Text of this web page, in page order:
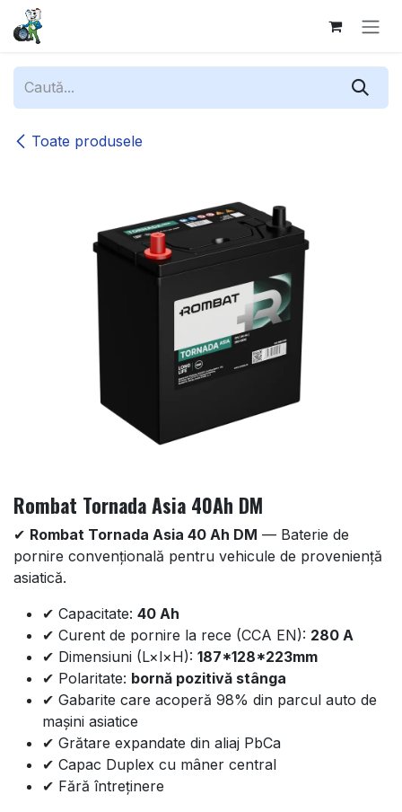
Sari la conținut
Toate produsele
Rombat Tornada Asia 40Ah DM
✔ Rombat Tornada Asia 40 Ah DM — Baterie de
pornire convențională pentru vehicule de proveniență
asiatică.
✔ Capacitate: 40 Ah
✔ Curent de pornire la rece (CCA EN): 280 A
✔ Dimensiuni (L×l×H): 187*128*223mm
✔ Polaritate: bornă pozitivă stânga
✔ Gabarite care acoperă 98% din parcul auto de
mașini asiatice
✔ Grătare expandate din aliaj PbCa
✔ Capac Duplex cu mâner central
✔ Fără întreținere